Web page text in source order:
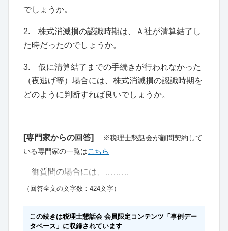
でしょうか。
2. 株式消滅損の認識時期は、Ａ社が清算結了し
た時だったのでしょうか。
3. 仮に清算結了までの手続きが行われなかった
（夜逃げ等）場合には、株式消滅損の認識時期を
どのように判断すれば良いでしょうか。
[専門家からの回答]
※税理士懇話会が顧問契約して
いる専門家の一覧はこちら
御質問の場合には、………
（回答全文の文字数：424文字）
この続きは税理士懇話会 会員限定コンテンツ「事例デー
タベース」に収録されています